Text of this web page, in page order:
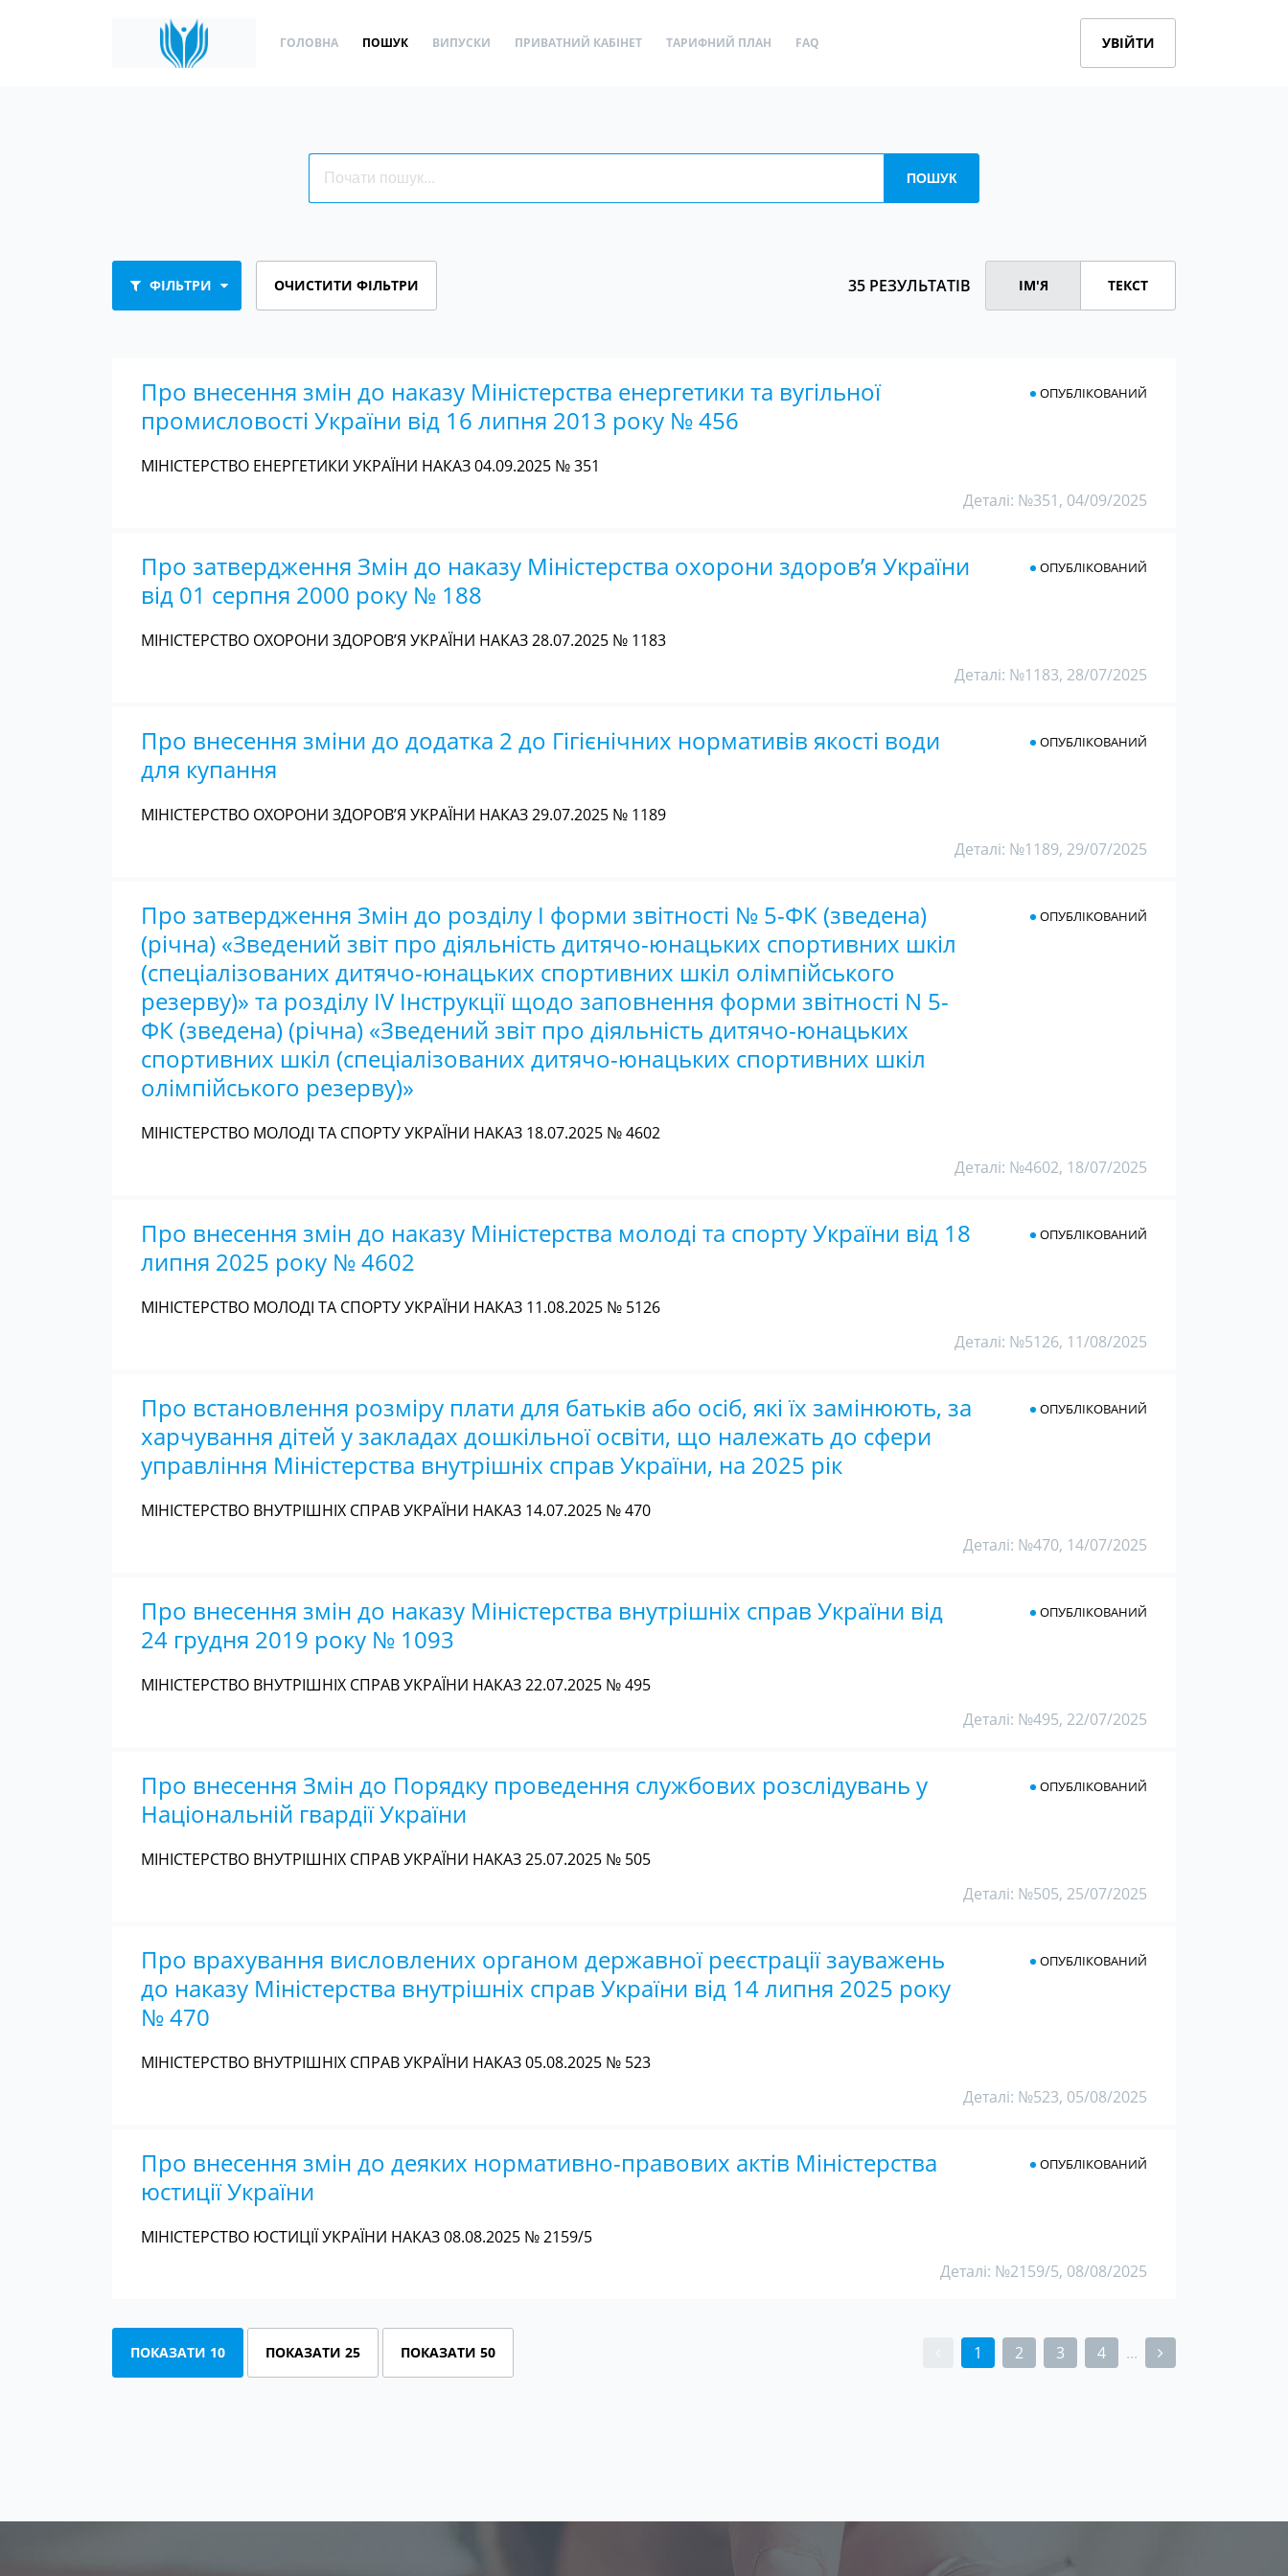
ГОЛОВНА ПОШУК ВИПУСКИ ПРИВАТНИЙ КАБІНЕТ ТАРИФНИЙ ПЛАН FAQ УВІЙТИ
ФІЛЬТРИ ОЧИСТИТИ ФІЛЬТРИ 35 РЕЗУЛЬТАТІВ ІМ'Я ТЕКСТ
Про внесення змін до наказу Міністерства енергетики та вугільної
промисловості України від 16 липня 2013 року № 456
ОПУБЛІКОВАНИЙ
МІНІСТЕРСТВО ЕНЕРГЕТИКИ УКРАЇНИ НАКАЗ 04.09.2025 № 351
Деталі: №351, 04/09/2025
Про затвердження Змін до наказу Міністерства охорони здоров’я України
від 01 серпня 2000 року № 188
ОПУБЛІКОВАНИЙ
МІНІСТЕРСТВО ОХОРОНИ ЗДОРОВ’Я УКРАЇНИ НАКАЗ 28.07.2025 № 1183
Деталі: №1183, 28/07/2025
Про внесення зміни до додатка 2 до Гігієнічних нормативів якості води
для купання
ОПУБЛІКОВАНИЙ
МІНІСТЕРСТВО ОХОРОНИ ЗДОРОВ’Я УКРАЇНИ НАКАЗ 29.07.2025 № 1189
Деталі: №1189, 29/07/2025
Про затвердження Змін до розділу I форми звітності № 5-ФК (зведена)
(річна) «Зведений звіт про діяльність дитячо-юнацьких спортивних шкіл
(спеціалізованих дитячо-юнацьких спортивних шкіл олімпійського
резерву)» та розділу IV Інструкції щодо заповнення форми звітності N 5-
ФК (зведена) (річна) «Зведений звіт про діяльність дитячо-юнацьких
спортивних шкіл (спеціалізованих дитячо-юнацьких спортивних шкіл
олімпійського резерву)»
ОПУБЛІКОВАНИЙ
МІНІСТЕРСТВО МОЛОДІ ТА СПОРТУ УКРАЇНИ НАКАЗ 18.07.2025 № 4602
Деталі: №4602, 18/07/2025
Про внесення змін до наказу Міністерства молоді та спорту України від 18
липня 2025 року № 4602
ОПУБЛІКОВАНИЙ
МІНІСТЕРСТВО МОЛОДІ ТА СПОРТУ УКРАЇНИ НАКАЗ 11.08.2025 № 5126
Деталі: №5126, 11/08/2025
Про встановлення розміру плати для батьків або осіб, які їх замінюють, за
харчування дітей у закладах дошкільної освіти, що належать до сфери
управління Міністерства внутрішніх справ України, на 2025 рік
ОПУБЛІКОВАНИЙ
МІНІСТЕРСТВО ВНУТРІШНІХ СПРАВ УКРАЇНИ НАКАЗ 14.07.2025 № 470
Деталі: №470, 14/07/2025
Про внесення змін до наказу Міністерства внутрішніх справ України від
24 грудня 2019 року № 1093
ОПУБЛІКОВАНИЙ
МІНІСТЕРСТВО ВНУТРІШНІХ СПРАВ УКРАЇНИ НАКАЗ 22.07.2025 № 495
Деталі: №495, 22/07/2025
Про внесення Змін до Порядку проведення службових розслідувань у
Національній гвардії України
ОПУБЛІКОВАНИЙ
МІНІСТЕРСТВО ВНУТРІШНІХ СПРАВ УКРАЇНИ НАКАЗ 25.07.2025 № 505
Деталі: №505, 25/07/2025
Про врахування висловлених органом державної реєстрації зауважень
до наказу Міністерства внутрішніх справ України від 14 липня 2025 року
№ 470
ОПУБЛІКОВАНИЙ
МІНІСТЕРСТВО ВНУТРІШНІХ СПРАВ УКРАЇНИ НАКАЗ 05.08.2025 № 523
Деталі: №523, 05/08/2025
Про внесення змін до деяких нормативно-правових актів Міністерства
юстиції України
ОПУБЛІКОВАНИЙ
МІНІСТЕРСТВО ЮСТИЦІЇ УКРАЇНИ НАКАЗ 08.08.2025 № 2159/5
Деталі: №2159/5, 08/08/2025
ПОКАЗАТИ 10 ПОКАЗАТИ 25 ПОКАЗАТИ 50
1
2 3 4 ...